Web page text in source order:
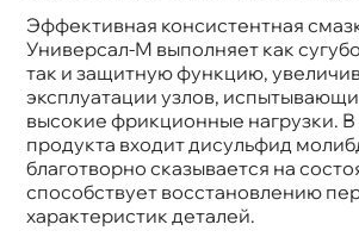
Эффективная консистентная
Универсал-М выполняет как
так и защитную функцию,
эксплуатации узлов,
ысокие фрикционные нагрузки.
продукта входит дисульфид
лаготворно сказывается на
способствует восстановлению
характеристик деталей.